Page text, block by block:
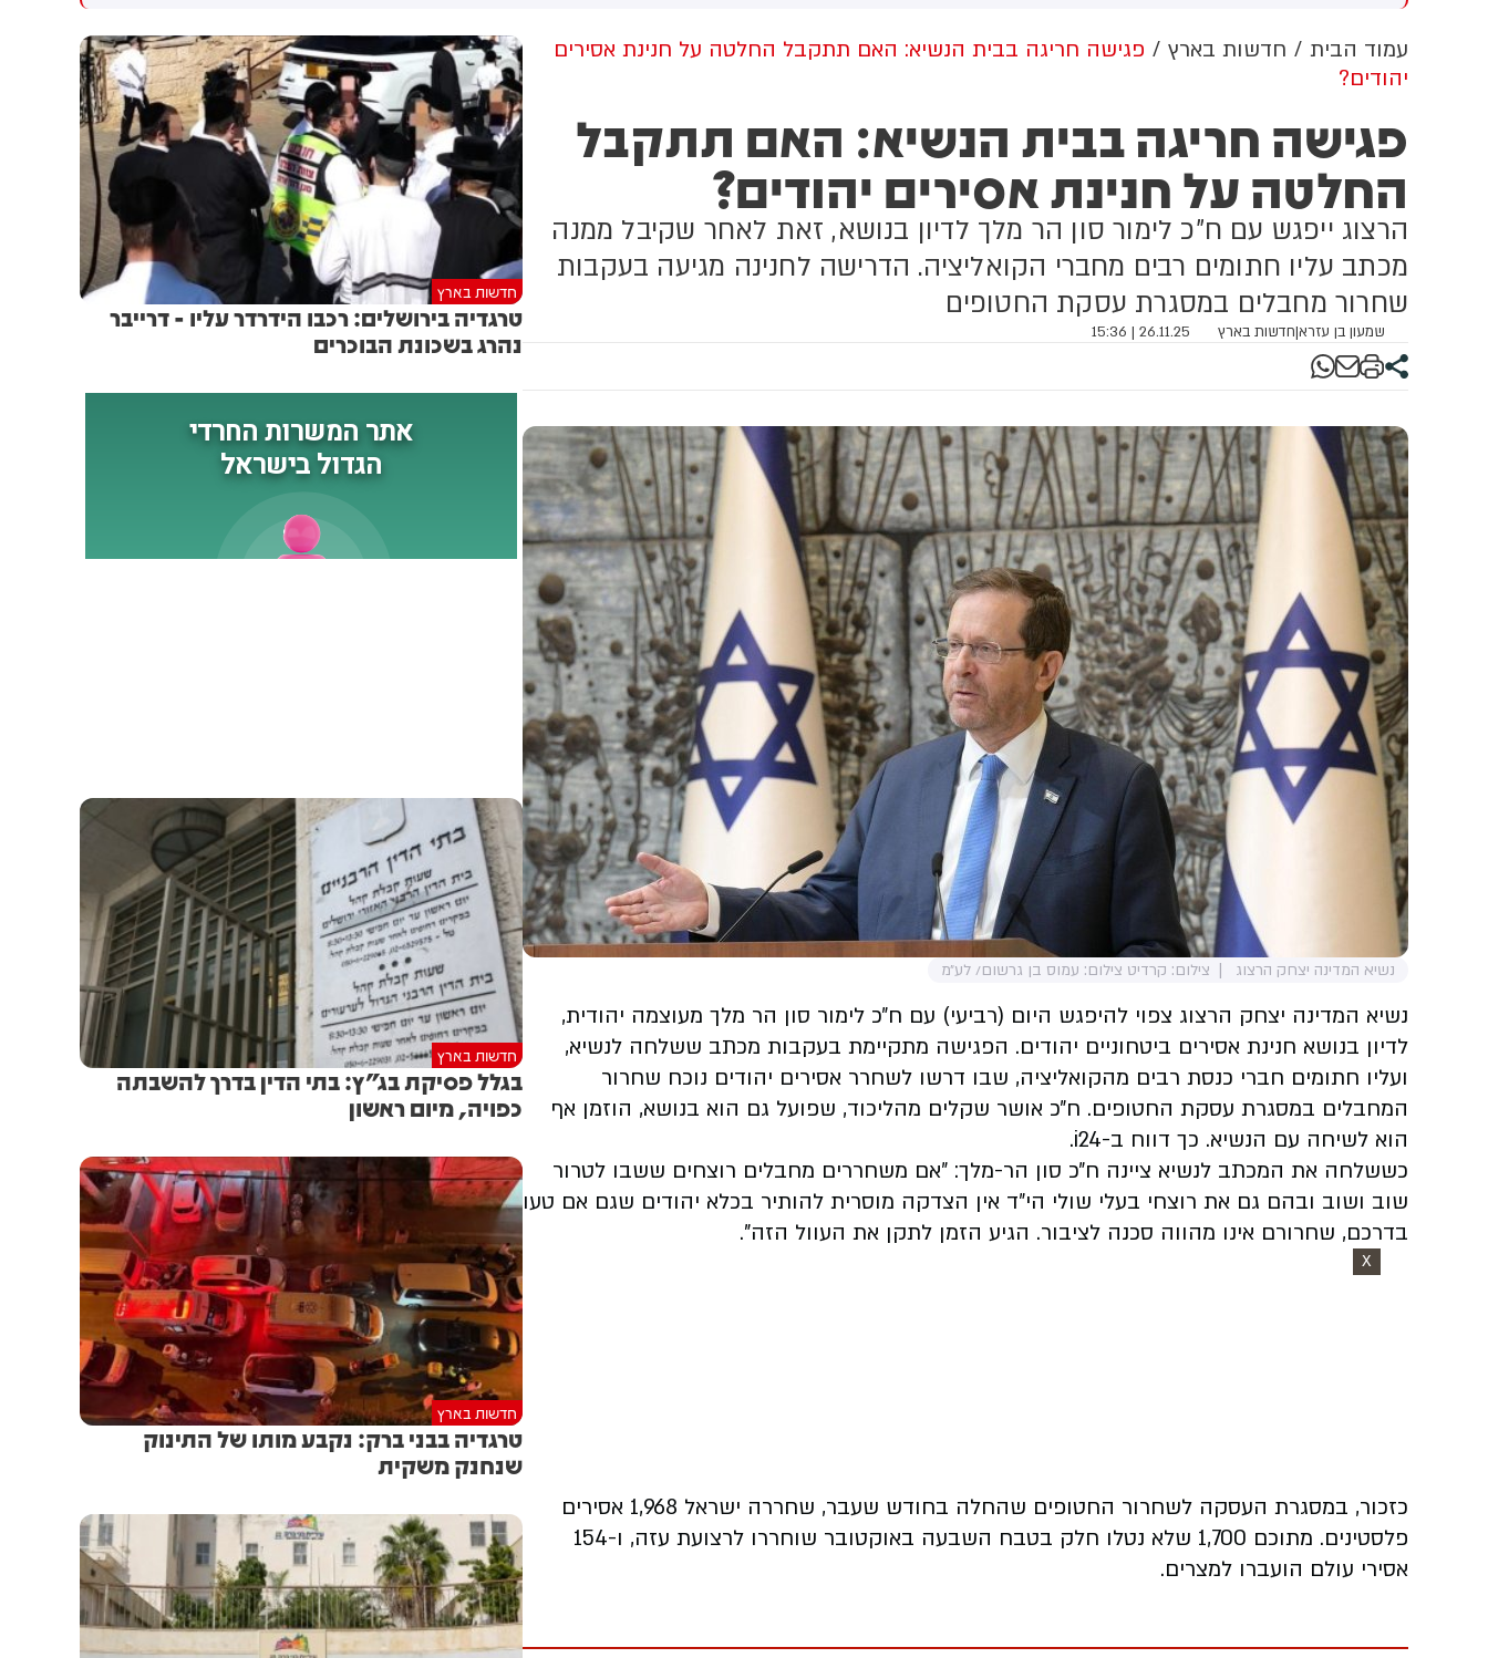
רפואי בזירה
עולה מניתוח חדש של
בצרפתית, אנגלית וספרדית,
בטענה שיהודים הם שהציתו
במכוון את השריפות בצרפת,
ספרד ונורבגיה בטרה להרוויח
פוליטית או כלכלית מהמצב.
הבוקר בשכונת בקעה בירושלים
בזמן מעבר בהורמוז, שלושה
מהם במהלך השבוע
עמוד הבית חדשות בארץ
פגישה חריגה בבית הנשיא: האם תתקבל החלטה על חנינת אסירים
יהודים?
פגישה חריגה בבית הנשיא: האם תתקבל
החלטה על חנינת אסירים יהודים?
הרצוג ייפגש עם ח"כ לימור סון הר מלך לדיון בנושא, זאת לאחר שקיבל ממנה
מכתב עליו חתומים רבים מחברי הקואליציה. הדרישה לחנינה מגיעה בעקבות
שחרור מחבלים במסגרת עסקת החטופים
שמעון בן עזרא|חדשות בארץ 26.11.25 | 15:36
נשיא המדינה יצחק הרצוג צילום: קרדיט צילום: עמוס בן גרשום/ לע״מ
נשיא המדינה יצחק הרצוג צפוי להיפגש היום (רביעי) עם ח״כ לימור סון הר מלך מעוצמה יהודית,
לדיון בנושא חנינת אסירים ביטחוניים יהודים. הפגישה מתקיימת בעקבות מכתב ששלחה לנשיא,
ועליו חתומים חברי כנסת רבים מהקואליציה, שבו דרשו לשחרר אסירים יהודים נוכח שחרור
המחבלים במסגרת עסקת החטופים. ח״כ אושר שקלים מהליכוד, שפועל גם הוא בנושא, הוזמן אף
הוא לשיחה עם הנשיא. כך דווח ב-i24.
כששלחה את המכתב לנשיא ציינה ח״כ סון הר-מלך: ״אם משחררים מחבלים רוצחים ששבו לטרור
שוב ושוב ובהם גם את רוצחי בעלי שולי הי״ד אין הצדקה מוסרית להותיר בכלא יהודים שגם אם טעו
בדרכם, שחרורם אינו מהווה סכנה לציבור. הגיע הזמן לתקן את העוול הזה”.
X
כזכור, במסגרת העסקה לשחרור החטופים שהחלה בחודש שעבר, שחררה ישראל 1,968 אסירים
פלסטינים. מתוכם 1,700 שלא נטלו חלק בטבח השבעה באוקטובר שוחררו לרצועת עזה, ו-154
אסירי עולם הועברו למצרים.
חדשות בארץ
טרגדיה בירושלים: רכבו הידרדר עליו - דרייבר
נהרג בשכונת הבוכרים
חדשות בארץ
בגלל פסיקת בג"ץ: בתי הדין בדרך להשבתה
כפויה, מיום ראשון
חדשות בארץ
טרגדיה בבני ברק: נקבע מותו של התינוק
שנחנק משקית